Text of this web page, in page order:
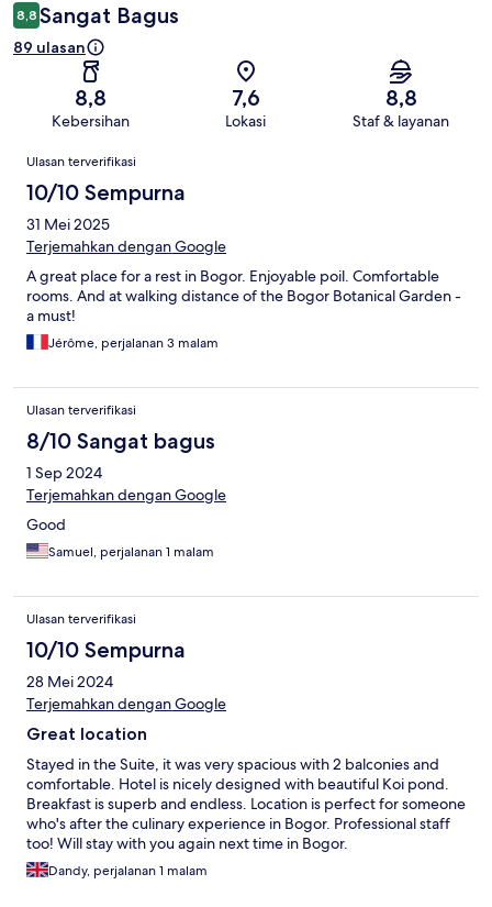
8,8 Sangat Bagus
89 ulasan
8,8
Kebersihan
7,6
Lokasi
8,8
Staf & layanan
Ulasan
Ulasan terverifikasi
10/10 Sempurna
31 Mei 2025
Terjemahkan dengan Google
A great place for a rest in Bogor. Enjoyable poil. Comfortable
rooms. And at walking distance of the Bogor Botanical Garden -
a must!
Jérôme, perjalanan 3 malam
Ulasan terverifikasi
8/10 Sangat bagus
1 Sep 2024
Terjemahkan dengan Google
Good
Samuel, perjalanan 1 malam
Ulasan terverifikasi
10/10 Sempurna
28 Mei 2024
Terjemahkan dengan Google
Great location
Stayed in the Suite, it was very spacious with 2 balconies and
comfortable. Hotel is nicely designed with beautiful Koi pond.
Breakfast is superb and endless. Location is perfect for someone
who's after the culinary experience in Bogor. Professional staff
too! Will stay with you again next time in Bogor.
Dandy, perjalanan 1 malam